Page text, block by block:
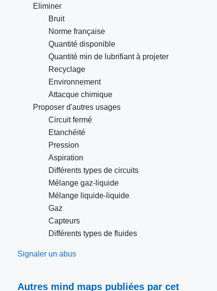
Eliminer
Bruit
Norme française
Quantité disponible
Quantité min de lubrifiant à projeter
Recyclage
Environnement
Attacque chimique
Proposer d'autres usages
Circuit fermé
Etanchéité
Pression
Aspiration
Différents types de circuits
Mélange gaz-liquide
Mélange liquide-liquide
Gaz
Capteurs
Différents types de fluides
Signaler un abus
Autres mind maps publiées par cet